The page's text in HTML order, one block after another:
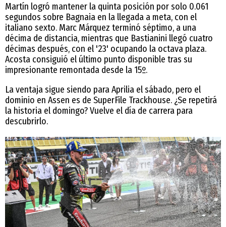
Martín logró mantener la quinta posición por solo 0.061
segundos sobre Bagnaia en la llegada a meta, con el
italiano sexto. Marc Márquez terminó séptimo, a una
décima de distancia, mientras que Bastianini llegó cuatro
décimas después, con el '23' ocupando la octava plaza.
Acosta consiguió el último punto disponible tras su
impresionante remontada desde la 15º.
La ventaja sigue siendo para Aprilia el sábado, pero el
dominio en Assen es de SuperFile Trackhouse. ¿Se repetirá
la historia el domingo? Vuelve el día de carrera para
descubrirlo.